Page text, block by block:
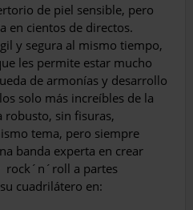
de piel sensible, pero
en cientos de directos.
y segura al mismo tiempo,
les permite estar mucho
de armonías y desarrollo
solo más increíbles de la
robusto, sin fisuras,
tema, pero siempre
banda experta en crear
rock´n´roll a partes
cuadrilátero en: